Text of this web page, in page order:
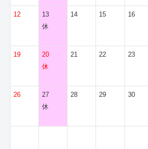
12
13
休
14 15 16
19
20
休
21 22 23
26
27
休
28 29 30